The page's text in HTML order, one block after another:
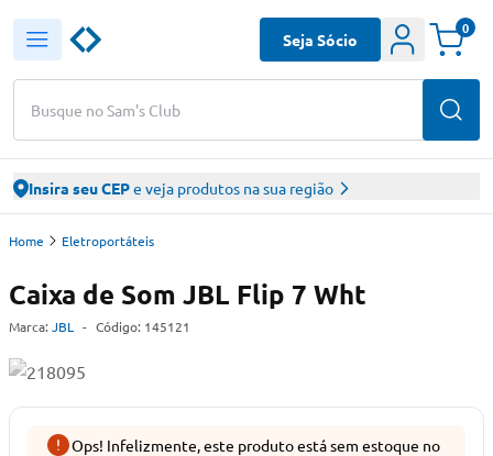
Busque no Sam's Club
Seja Sócio
0
Insira seu CEPe veja produtos na sua região
Home Eletroportáteis
Caixa de Som JBL Flip 7 Wht
Marca: JBL - Código: 145121
Ops! Infelizmente, este produto está sem estoque no